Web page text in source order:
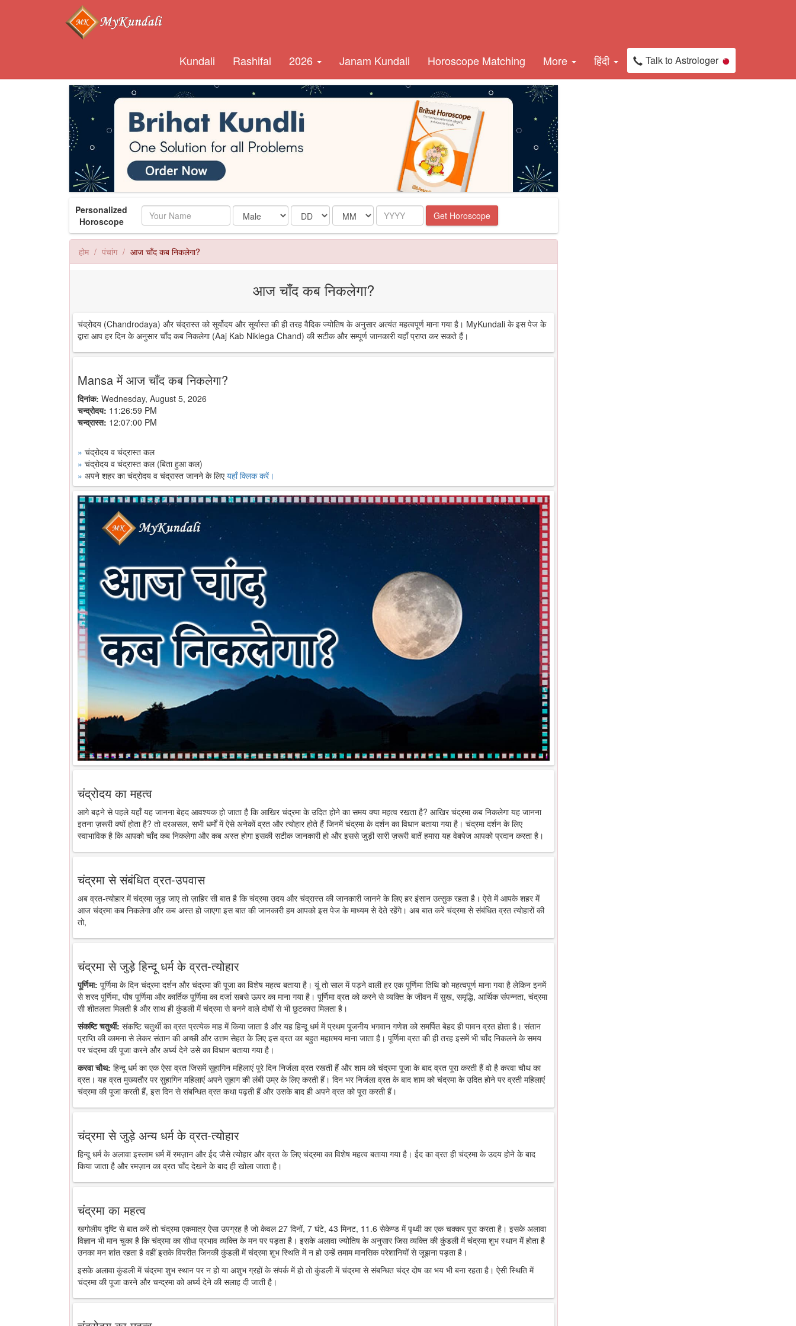
Kundali Rashifal 2026 Janam Kundali Horoscope Matching More हिंदी Talk to Astrologer
Personalized
Horoscope
Name Date Month Year Get Horoscope
होम पंचांग आज चाँद कब निकलेगा?
आज चाँद कब निकलेगा?
चंद्रोदय (Chandrodaya) और चंद्रास्त को सूर्योदय और सूर्यास्त की ही तरह वैदिक ज्योतिष के अनुसार अत्यंत महत्वपूर्ण माना गया है। MyKundali के इस पेज के
द्वारा आप हर दिन के अनुसार चाँद कब निकलेगा (Aaj Kab Niklega Chand) की सटीक और सम्पूर्ण जानकारी यहाँ प्राप्त कर सकते हैं।
Mansa में आज चाँद कब निकलेगा?
दिनांक: Wednesday, August 5, 2026
चन्द्रोदय: 11:26:59 PM
चन्द्रास्त: 12:07:00 PM
» चंद्रोदय व चंद्रास्त कल
» चंद्रोदय व चंद्रास्त कल (बिता हुआ कल)
» अपने शहर का चंद्रोदय व चंद्रास्त जानने के लिएयहाँ क्लिक करें।
चंद्रोदय का महत्व
आगे बढ़ने से पहले यहाँ यह जानना बेहद आवश्यक हो जाता है कि आखिर चंद्रमा के उदित होने का समय क्या महत्व रखता है? आखिर चंद्रमा कब निकलेगा यह जानना
इतना ज़रूरी क्यों होता है? तो दरअसल, सभी धर्मों में ऐसे अनेकों व्रत और त्योहार होते हैं जिनमें चंद्रमा के दर्शन का विधान बताया गया है। चंद्रमा दर्शन के लिए
स्वाभाविक है कि आपको चाँद कब निकलेगा और कब अस्त होगा इसकी सटीक जानकारी हो और इससे जुड़ी सारी ज़रूरी बातें हमारा यह वेबपेज आपको प्रदान करता है।
चंद्रमा से संबंधित व्रत-उपवास
अब व्रत-त्योहार में चंद्रमा जुड़ जाए तो ज़ाहिर सी बात है कि चंद्रमा उदय और चंद्रास्त की जानकारी जानने के लिए हर इंसान उत्सुक रहता है। ऐसे में आपके शहर में
आज चंद्रमा कब निकलेगा और कब अस्त हो जाएगा इस बात की जानकारी हम आपको इस पेज के माध्यम से देते रहेंगे। अब बात करें चंद्रमा से संबंधित व्रत त्योहारों की
तो,
चंद्रमा से जुड़े हिन्दू धर्म के व्रत-त्योहार
पूर्णिमा: पूर्णिमा के दिन चंद्रमा दर्शन और चंद्रमा की पूजा का विशेष महत्व बताया है। यूं तो साल में पड़ने वाली हर एक पूर्णिमा तिथि को महत्वपूर्ण माना गया है लेकिन इनमें
से शरद पूर्णिमा, पौष पूर्णिमा और कार्तिक पूर्णिमा का दर्जा सबसे ऊपर का माना गया है। पूर्णिमा व्रत को करने से व्यक्ति के जीवन में सुख, समृद्धि, आर्थिक संपन्नता, चंद्रमा
सी शीतलता मिलती है और साथ ही कुंडली में चंद्रमा से बनने वाले दोषों से भी छुटकारा मिलता है।
संकष्टि चतुर्थी: संकष्टि चतुर्थी का व्रत प्रत्येक माह में किया जाता है और यह हिन्दू धर्म में प्रथम पूजनीय भगवान गणेश को समर्पित बेहद ही पावन व्रत होता है। संतान
प्राप्ति की कामना से लेकर संतान की अच्छी और उत्तम सेहत के लिए इस व्रत का बहुत महात्मय माना जाता है। पूर्णिमा व्रत की ही तरह इसमें भी चाँद निकलने के समय
पर चंद्रमा की पूजा करने और अर्घ्य देने उसे का विधान बताया गया है।
करवा चौथ: हिन्दू धर्म का एक ऐसा व्रत जिसमें सुहागिन महिलाएं पूरे दिन निर्जला व्रत रखती हैं और शाम को चंद्रमा पूजा के बाद व्रत पूरा करती हैं वो है करवा चौथ का
व्रत। यह व्रत मुख्यतौर पर सुहागिन महिलाएं अपने सुहाग की लंबी उम्र के लिए करती हैं। दिन भर निर्जला व्रत के बाद शाम को चंद्रमा के उदित होने पर व्रती महिलाएं
चंद्रमा की पूजा करती हैं, इस दिन से संबन्धित व्रत कथा पढ़ती हैं और उसके बाद ही अपने व्रत को पूरा करती हैं।
चंद्रमा से जुड़े अन्य धर्म के व्रत-त्योहार
हिन्दू धर्म के अलावा इस्लाम धर्म में रमज़ान और ईद जैसे त्योहार और व्रत के लिए चंद्रमा का विशेष महत्व बताया गया है। ईद का व्रत ही चंद्रमा के उदय होने के बाद
किया जाता है और रमज़ान का व्रत चाँद देखने के बाद ही खोला जाता है।
चंद्रमा का महत्व
खगोलीय दृष्टि से बात करें तो चंद्रमा एकमात्र ऐसा उपग्रह है जो केवल 27 दिनों, 7 घंटे, 43 मिनट, 11.6 सेकेण्ड में पृथ्वी का एक चक्कर पूरा करता है। इसके अलावा
विज्ञान भी मान चुका है कि चंद्रमा का सीधा प्रभाव व्यक्ति के मन पर पड़ता है। इसके अलावा ज्योतिष के अनुसार जिस व्यक्ति की कुंडली में चंद्रमा शुभ स्थान में होता है
उनका मन शांत रहता है वहीं इसके विपरीत जिनकी कुंडली में चंद्रमा शुभ स्थिति में न हो उन्हें तमाम मानसिक परेशानियों से जूझना पड़ता है।
इसके अलावा कुंडली में चंद्रमा शुभ स्थान पर न हो या अशुभ ग्रहों के संपर्क में हो तो कुंडली में चंद्रमा से संबन्धित चंद्र दोष का भय भी बना रहता है। ऐसी स्थिति में
चंद्रमा की पूजा करने और चन्द्रमा को अर्घ्य देने की सलाह दी जाती है।